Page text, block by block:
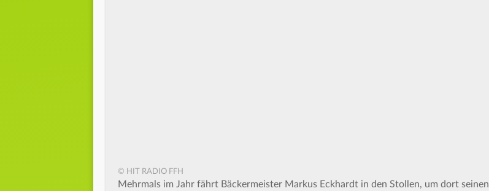
© HIT RADIO FFH
Mehrmals im Jahr fährt Bäckermeister Markus Eckhardt in den Stollen, um dort seinen